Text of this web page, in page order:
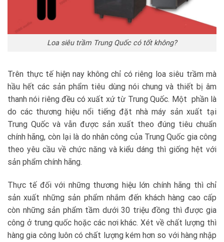
Loa siêu trầm Trung Quốc có tốt không?
Trên thực tế hiện nay không chỉ có riêng loa siêu trầm mà
hầu hết các sản phẩm tiêu dùng nói chung và thiết bị âm
thanh nói riêng đều có xuất xứ từ Trung Quốc. Một phần là
do các thương hiệu nổi tiếng đặt nhà máy sản xuất tại
Trung Quốc và vẫn được sản xuất theo đúng tiêu chuẩn
chính hãng, còn lại là do nhân công của Trung Quốc gia công
theo yêu cầu về chức năng và kiểu dáng thì giống hệt với
sản phẩm chính hãng.
Thực tế đối với những thương hiệu lớn chính hãng thì chỉ
sản xuất những sản phẩm nhắm đến khách hàng cao cấp
còn những sản phẩm tầm dưới 30 triệu đồng thì được gia
công ở trung quốc hoặc các nơi khác. Xét về chất lượng thì
hàng gia công luôn có chất lượng kém hơn so với hàng nhập